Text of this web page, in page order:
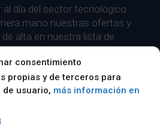
consentimiento
propias y de terceros para
usuario, más información en
al día del sector tecnológico
mano nuestras ofertas y
alta en nuestra lista de